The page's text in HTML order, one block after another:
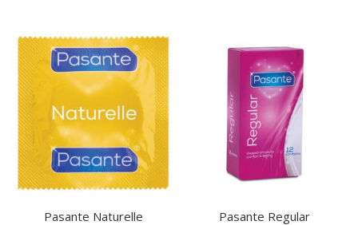
Pasante Naturelle Pasante Regular